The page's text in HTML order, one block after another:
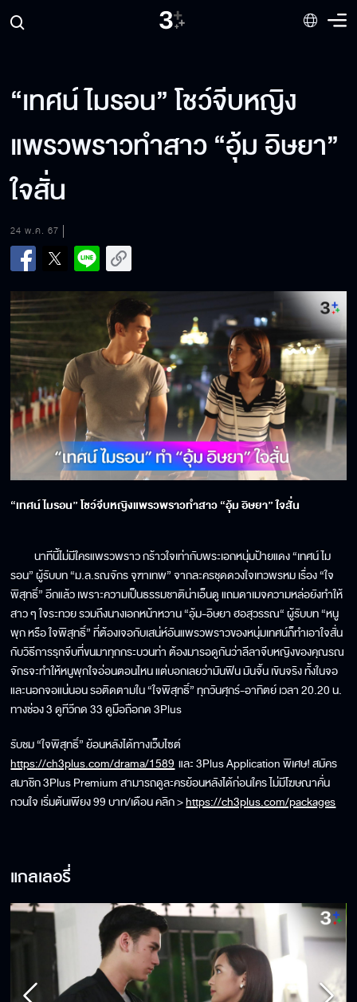
“เทศน์ ไมรอน” โชว์จีบหญิง
แพรวพราวทำสาว “อุ้ม อิษยา”
ใจสั่น
24 พ.ค. 67
“เทศน์ ไมรอน” โชว์จีบหญิงแพรวพราวทำสาว “อุ้ม อิษยา” ใจสั่น
นาทีนี้ไม่มีใครแพรวพราว กร้าวใจเท่ากับพระเอกหนุ่มป้ายแดง “เทศน์ ไม
รอน” ผู้รับบท “ม.ล.รณจักร จุฑาเทพ” จากละครชุดดวงใจเทวพรหม เรื่อง “ใจ
พิสุทธิ์” อีกแล้ว เพราะความเป็นธรรมชาติน่าเอ็นดู แถมดาเมจความหล่อยังทำให้
สาว ๆ ใจระทวย รวมถึงนางเอกหน้าหวาน “อุ้ม-อิษยา ฮอสุวรรณ“ ผู้รับบท “หนู
พุก หรือ ใจพิสุทธิ์” ที่ต้องเจอกับเสน่ห์อันแพรวพราวของหนุ่มเทศน์ก็ทำเอาใจสั่น
กับวิธีการรุกจีบที่ขนมาทุกกระบวนท่า ต้องมารอดูกันว่าลีลาจีบหญิงของคุณรณ
จักรจะทำให้หนูพุกใจอ่อนตอนไหน แต่บอกเลยว่ามันฟิน มันจิ้น เขินจริง ทั้งในจอ
และนอกจอแน่นอน รอติดตามใน “ใจพิสุทธิ์” ทุกวันศุกร์-อาทิตย์ เวลา 20.20 น.
ทางช่อง 3 ดูทีวีกด 33 ดูมือถือกด 3Plus
รับชม “ใจพิสุทธิ์” ย้อนหลังได้ทางเว็บไซต์
https://ch3plus.com/drama/1589และ 3Plus Application พิเศษ! สมัคร
สมาชิก 3Plus Premium สามารถดูละครย้อนหลังได้ก่อนใคร ไม่มีโฆษณาคั่น
กวนใจ เริ่มต้นเพียง 99 บาท/เดือน คลิก >https://ch3plus.com/packages
แกลเลอรี่